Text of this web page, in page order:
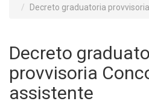
Decreto graduatoria
Decreto
provvisoria
assistente